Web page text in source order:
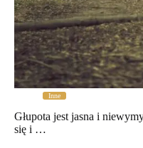
Inne
Głupota jest jasna i
się i …